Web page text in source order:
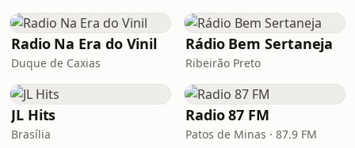
Radio Na Era do Vinil
Duque de Caxias
Rádio Bem Sertaneja
Ribeirão Preto
JL Hits
Brasília
Radio 87 FM
Patos de Minas · 87.9 FM